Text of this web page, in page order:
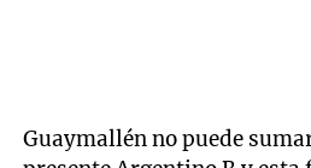
Guaymallén no puede